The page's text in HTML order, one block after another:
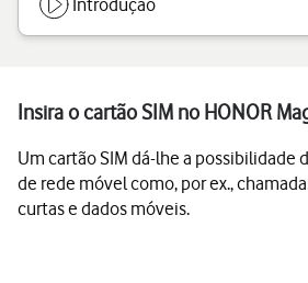
Introdução
Insira o cartão SIM no HONOR
Um cartão SIM dá-lhe a possibilidade
de rede móvel como, por ex.,
curtas e dados móveis.